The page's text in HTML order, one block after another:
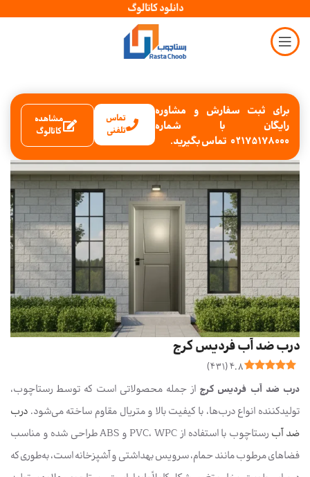
دانلود کاتالوگ
برای ثبت سفارش و مشاوره
رایگان با شماره
02175178000 تماس بگیرید.
تماس
تلفنی
مشاهده
کاتالوگ
درب ضد آب فردیس کرج
4.8
(
431
)
درب ضد آب فردیس کرج از جمله محصولاتی است که توسط رستاچوب،
تولیدکننده انواع درب‌ها، با کیفیت بالا و متریال مقاوم ساخته می‌شود. درب
ضد آب
رستاچوب با استفاده از PVC، WPC و ABS طراحی شده و مناسب
فضاهای مرطوب مانند حمام، سرویس بهداشتی و آشپزخانه است، به‌طوری که